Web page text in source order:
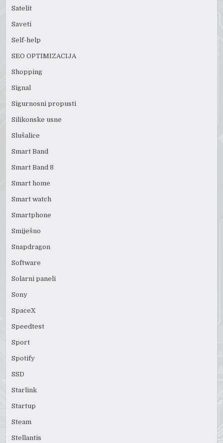
Satelit
Saveti
Self-help
SEO OPTIMIZACIJA
Shopping
Signal
Sigurnosni propusti
Silikonske usne
Slušalice
Smart Band
Smart Band 8
Smart home
Smart watch
Smartphone
Smiješno
Snapdragon
Software
Solarni paneli
Sony
SpaceX
Speedtest
Sport
Spotify
SSD
Starlink
Startup
Steam
Stellantis